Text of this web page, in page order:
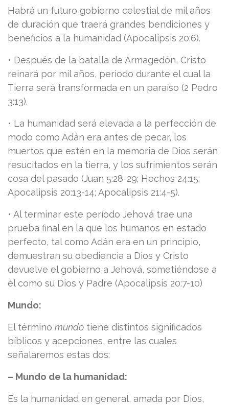
Habrá un futuro gobierno celestial de mil años
de duración que traerá grandes bendiciones y
beneficios a la humanidad (Apocalipsis 20:6).
• Después de la batalla de Armagedón, Cristo
reinará por mil años, periodo durante el cual la
Tierra será transformada en un paraíso (2 Pedro
3:13).
• La humanidad será elevada a la perfección de
modo como Adán era antes de pecar, los
muertos que estén en la memoria de Dios serán
resucitados en la tierra, y los sufrimientos serán
cosa del pasado (Juan 5:28-29; Hechos 24:15;
Apocalipsis 20:13-14; Apocalipsis 21:4-5).
• Al terminar este período Jehová trae una
prueba final en la que los humanos en estado
perfecto, tal como Adán era en un principio,
demuestran su obediencia a Dios y Cristo
devuelve el gobierno a Jehová, sometiéndose a
él como su Dios y Padre (Apocalipsis 20:7-10)
Mundo:
El término mundo tiene distintos significados
bíblicos y acepciones, entre las cuales
señalaremos estas dos:
– Mundo de la humanidad:
Es la humanidad en general, amada por Dios,